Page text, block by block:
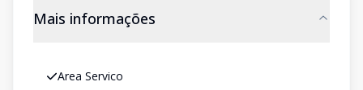
Mais informações
Area Servico